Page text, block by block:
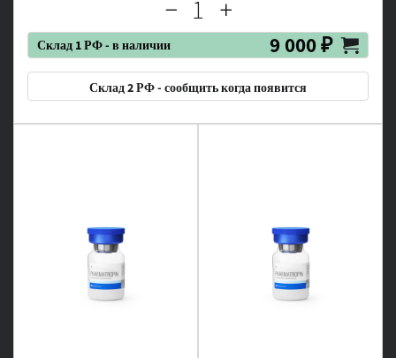
Склад 1 РФ - в наличии 9 000 ₽
Склад 2 РФ - сообщить когда появится